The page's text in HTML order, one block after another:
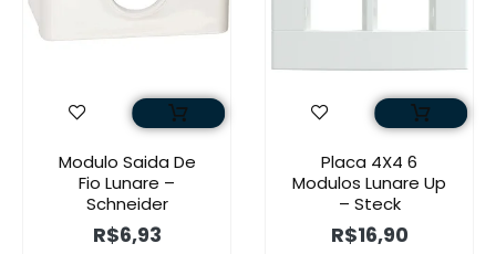
Modulo Saida De
Fio Lunare –
Schneider
R$6,93
Placa 4X4 6
Modulos Lunare Up
– Steck
R$16,90